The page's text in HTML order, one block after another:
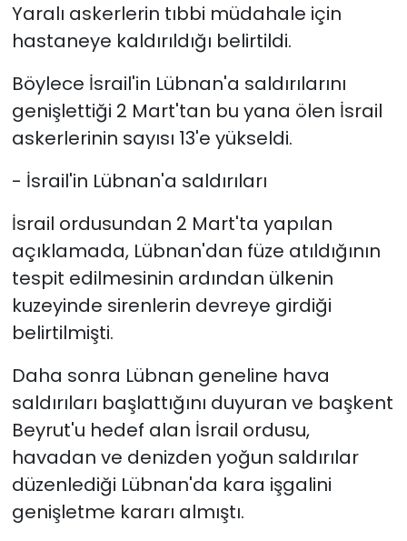
Yaralı askerlerin tıbbi müdahale için
hastaneye kaldırıldığı belirtildi.
Böylece İsrail'in Lübnan'a saldırılarını
genişlettiği 2 Mart'tan bu yana ölen İsrail
askerlerinin sayısı 13'e yükseldi.
- İsrail'in Lübnan'a saldırıları
İsrail ordusundan 2 Mart'ta yapılan
açıklamada, Lübnan'dan füze atıldığının
tespit edilmesinin ardından ülkenin
kuzeyinde sirenlerin devreye girdiği
belirtilmişti.
Daha sonra Lübnan geneline hava
saldırıları başlattığını duyuran ve başkent
Beyrut'u hedef alan İsrail ordusu,
havadan ve denizden yoğun saldırılar
düzenlediği Lübnan'da kara işgalini
genişletme kararı almıştı.